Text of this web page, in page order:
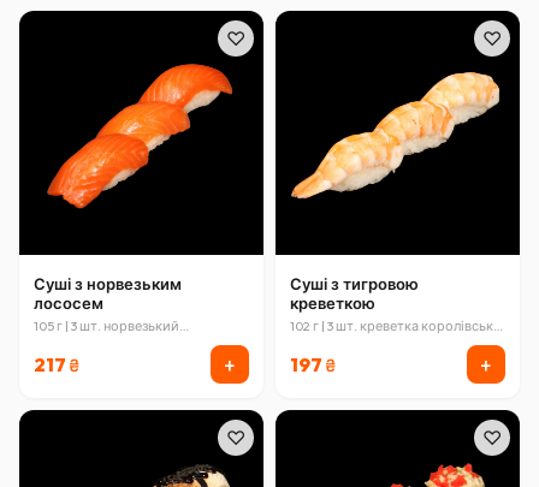
♡
Суші з норвезьким
лососем
105 г | 3 шт. норвезький
217 ₴ +
♡
Суші з тигровою
креветкою
102 г | 3 шт. креветка королівська
197 ₴ +
♡ ♡